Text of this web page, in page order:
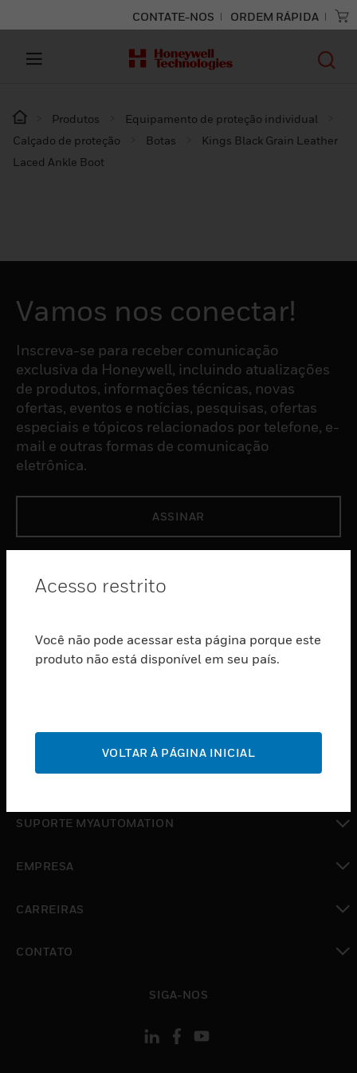
CONTATE-NOS ORDEM RÁPIDA
Produtos
Equipamento de proteção individual
Calçado de proteção
Botas
Kings Black Grain Leather
Laced Ankle Boot
Vamos nos conectar!
Inscreva-se para receber comunicação
exclusiva da Honeywell, incluindo atualizações
de produtos, informações técnicas, novas
ofertas, eventos e notícias, pesquisas, ofertas
especiais e tópicos relacionados por telefone, e-
mail e outras formas de comunicação
eletrônica.
ASSINAR
toggle view
toggle view
SERVIÇOS
SUPORTE
toggle view
toggle view
SUPORTE MYAUTOMATION
EMPRESA
CARREIRAS
CONTATO
SIGA-NOS
Acesso restrito
Você não pode acessar esta página porque este
produto não está disponível em seu país.
VOLTAR À PÁGINA INICIAL